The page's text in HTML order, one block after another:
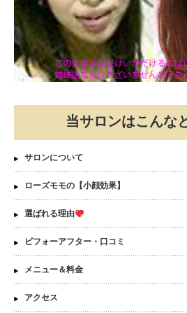
当サロンはこんな
サロンについて
ローズモモの【小顔効果】
選ばれる理由
ビフォーアフター・口コミ
メニュー＆料金
アクセス